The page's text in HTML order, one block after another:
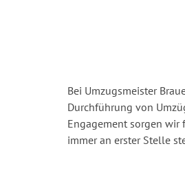
Bei Umzugsmeister
Durchführung von
Engagement sorgen wir
immer an erster Stelle